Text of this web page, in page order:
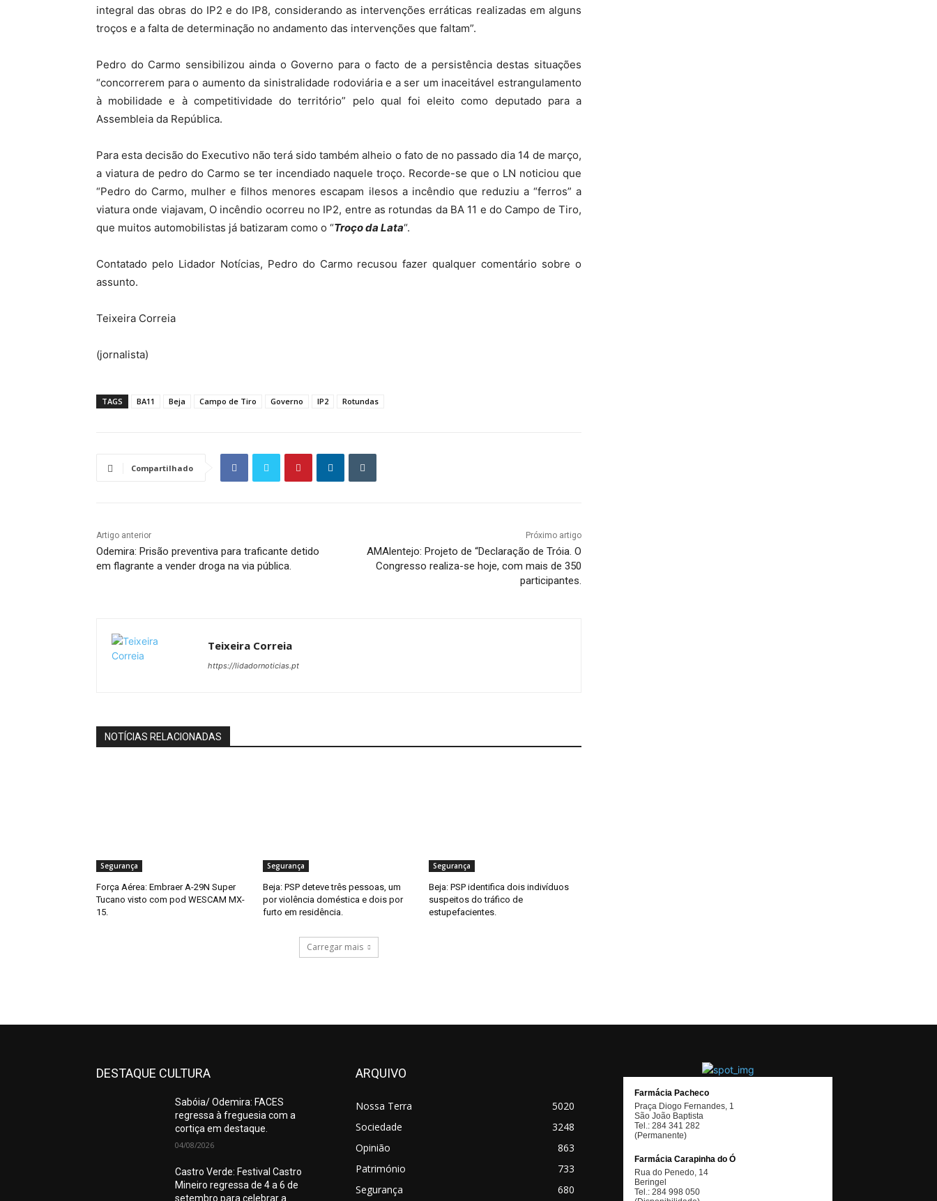
integral das obras do IP2 e do IP8, considerando as intervenções erráticas realizadas em alguns
troços e a falta de determinação no andamento das intervenções que faltam”.
Pedro do Carmo sensibilizou ainda o Governo para o facto de a persistência destas situações
“concorrerem para o aumento da sinistralidade rodoviária e a ser um inaceitável estrangulamento
à mobilidade e à competitividade do território” pelo qual foi eleito como deputado para a
Assembleia da República.
Para esta decisão do Executivo não terá sido também alheio o fato de no passado dia 14 de março,
a viatura de pedro do Carmo se ter incendiado naquele troço. Recorde-se que o LN noticiou que
“Pedro do Carmo, mulher e filhos menores escapam ilesos a incêndio que reduziu a “ferros” a
viatura onde viajavam, O incêndio ocorreu no IP2, entre as rotundas da BA 11 e do Campo de Tiro,
que muitos automobilistas já batizaram como o “Troço da Lata“.
Contatado pelo Lidador Notícias, Pedro do Carmo recusou fazer qualquer comentário sobre o
assunto.
Teixeira Correia
(jornalista)
TAGS BA11 Beja Campo de Tiro Governo IP2 Rotundas
Compartilhado
Artigo anterior
Odemira: Prisão preventiva para traficante detido
em flagrante a vender droga na via pública.
Próximo artigo
AMAlentejo: Projeto de “Declaração de Tróia. O
Congresso realiza-se hoje, com mais de 350
participantes.
Teixeira Correia
https://lidadornoticias.pt
NOTÍCIAS RELACIONADAS
Segurança
Força Aérea: Embraer A-29N Super
Tucano visto com pod WESCAM MX-
15.
Segurança
Beja: PSP deteve três pessoas, um
por violência doméstica e dois por
furto em residência.
Segurança
Beja: PSP identifica dois indivíduos
suspeitos do tráfico de
estupefacientes.
Carregar mais
DESTAQUE CULTURA
Sabóia/ Odemira: FACES
regressa à freguesia com a
cortiça em destaque.
04/08/2026
Castro Verde: Festival Castro
Mineiro regressa de 4 a 6 de
setembro para celebrar a
ARQUIVO
Nossa Terra
5020
Sociedade
3248
Opinião
863
Património
733
Segurança
680